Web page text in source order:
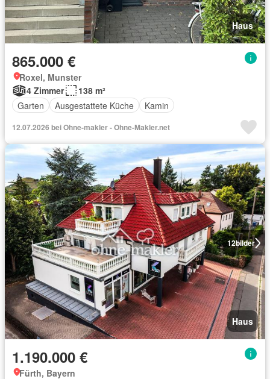
Haus
865.000 €
Roxel, Munster
4 Zimmer
138 m²
Garten
Ausgestattete Küche Kamin
12.07.2026 bei Ohne-makler - Ohne-Makler.net
12bilder
Haus
1.190.000 €
Fürth, Bayern